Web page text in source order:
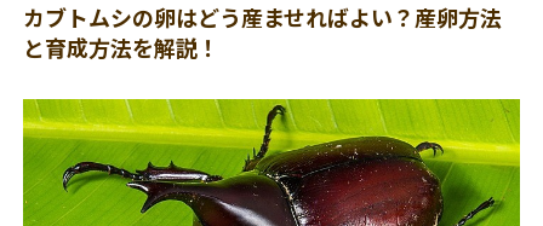
カブトムシの卵はどう産ませればよい？産卵方法
と育成方法を解説！